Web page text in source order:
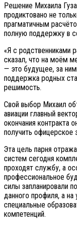
Решение Михаила
продиктовано не
прагматичным
полную поддержку в
«Я с родственниками
сказал, что на моём
— это будущее, за
поддержка родных
решимость.
Свой выбор Михаил
авиации главный
окончания контракта
получить офицерское
Эта цель парня
систем сегодня
проходят службу, а
профессиональное
силы запланировали
данного профиля, а
специальные
компетенций.